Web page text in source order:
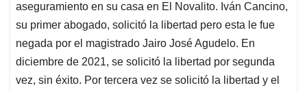
aseguramiento en su casa en El Novalito. Iván Cancino,
su primer abogado, solicitó la libertad pero esta le fue
negada por el magistrado Jairo José Agudelo. En
diciembre de 2021, se solicitó la libertad por segunda
vez, sin éxito. Por tercera vez se solicitó la libertad y el